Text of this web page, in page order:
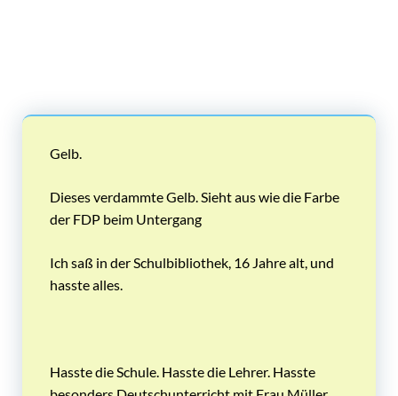
Gelb.
Dieses verdammte Gelb. Sieht aus wie die Farbe
der FDP beim Untergang
Ich saß in der Schulbibliothek, 16 Jahre alt, und
hasste alles.
Hasste die Schule. Hasste die Lehrer. Hasste